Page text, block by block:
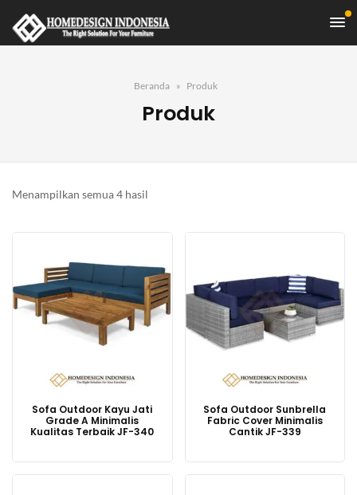
Beranda Produk
Produk
Menampilkan semua 4 hasil
yang
Sofa Outdoor Kayu Jati
Grade A Minimalis
Kualitas Terbaik JF-340
Sofa Outdoor Sunbrella
Fabric Cover Minimalis
Cantik JF-339